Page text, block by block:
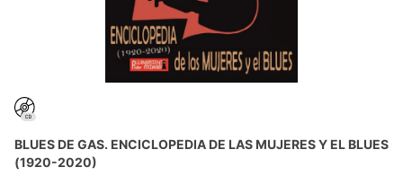
BLUES DE GAS. ENCICLOPEDIA DE LAS MUJERES Y EL BLUES
(1920-2020)